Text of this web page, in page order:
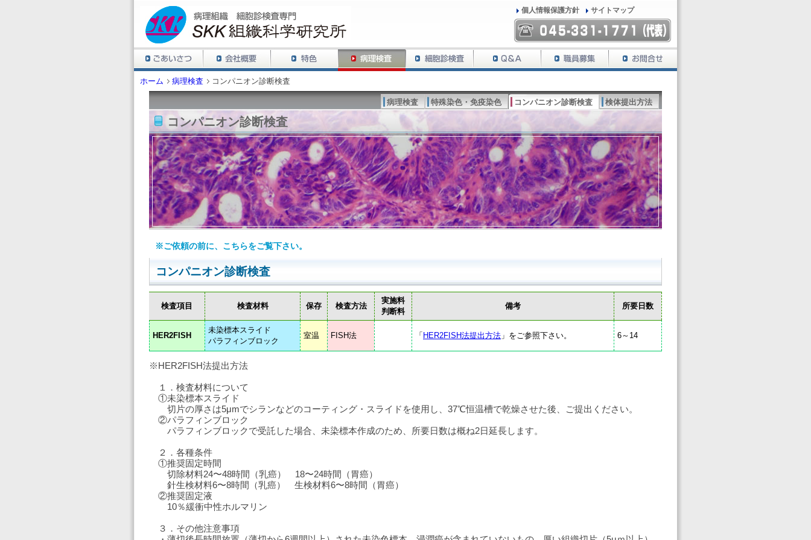
個人情報保護方針 サイトマップ
ホーム 病理検査 コンパニオン診断検査
病理検査 特殊染色・免疫染色 コンパニオン診断検査 検体提出方法
コンパニオン診断検査
※ご依頼の前に、こちらをご覧下さい。
コンパニオン診断検査
検査項目 検査材料 保存 検査方法
実施料
判断料
備考 所要日数
HER2FISH
未染標本スライド
パラフィンブロック
室温 FISH法 「 HER2FISH法提出方法 」をご参照下さい。 6～14
※HER2FISH法提出方法
１．検査材料について
①未染標本スライド
切片の厚さは5μmでシランなどのコーティング・スライドを使用し、37℃恒温槽で乾燥させた後、ご提出ください。
②パラフィンブロック
パラフィンブロックで受託した場合、未染標本作成のため、所要日数は概ね2日延長します。
２．各種条件
①推奨固定時間
切除材料24〜48時間（乳癌） 18〜24時間（胃癌）
針生検材料6〜8時間（乳癌） 生検材料6〜8時間（胃癌）
②推奨固定液
10％緩衝中性ホルマリン
３．その他注意事項